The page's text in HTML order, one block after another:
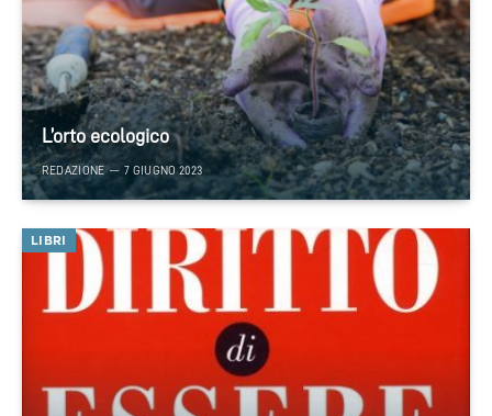
L’orto ecologico
REDAZIONE 7 GIUGNO 2023
LIBRI